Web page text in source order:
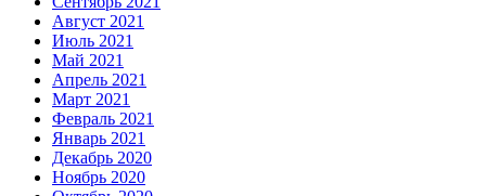
Август 2021
Июль 2021
Май 2021
Апрель 2021
Март 2021
Февраль 2021
Январь 2021
Декабрь 2020
Ноябрь 2020